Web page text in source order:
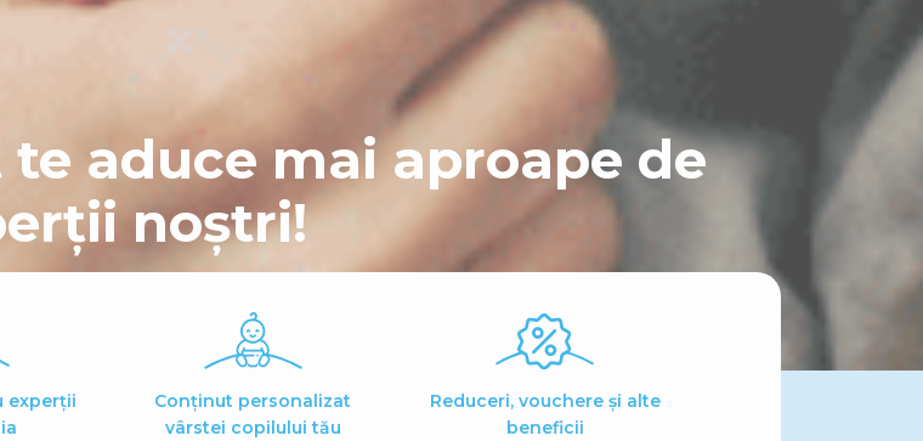
aduce mai aproape de
noștri!
experții
Conținut personalizat
vârstei copilului tău
Reduceri, vouchere și alte
beneficii